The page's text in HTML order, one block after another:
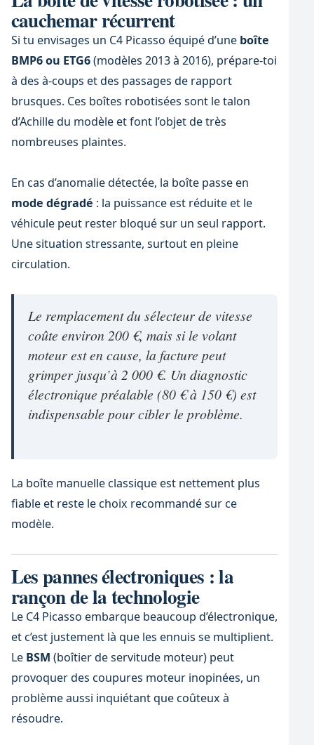
cauchemar récurrent
Si tu envisages un C4 Picasso équipé d’une boîte
BMP6 ou ETG6(modèles 2013 à 2016), prépare-toi
à des à-coups et des passages de rapport
brusques. Ces boîtes robotisées sont le talon
d’Achille du modèle et font l’objet de très
nombreuses plaintes.
En cas d’anomalie détectée, la boîte passe en
mode dégradé : la puissance est réduite et le
véhicule peut rester bloqué sur un seul rapport.
Une situation stressante, surtout en pleine
circulation.
Le remplacement du sélecteur de vitesse
coûte environ 200 €, mais si le volant
moteur est en cause, la facture peut
grimper jusqu’à 2 000 €. Un diagnostic
électronique préalable (80 € à 150 €) est
indispensable pour cibler le problème.
La boîte manuelle classique est nettement plus
fiable et reste le choix recommandé sur ce
modèle.
Les pannes électroniques : la
rançon de la technologie
Le C4 Picasso embarque beaucoup d’électronique,
et c’est justement là que les ennuis se multiplient.
Le BSM (boîtier de servitude moteur) peut
provoquer des coupures moteur inopinées, un
problème aussi inquiétant que coûteux à
résoudre.